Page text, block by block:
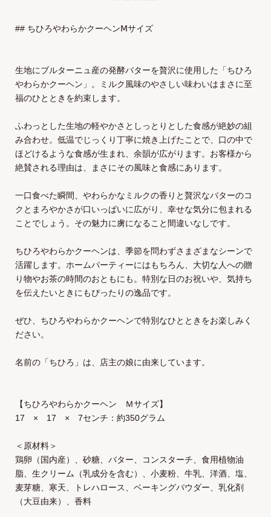
## ちひろやわらかクーヘンⅯサイズ
生地にブルターニュ産の発酵バターを贅沢に使用した「ちひろ
やわらかクーヘン」。ミルク風味のやさしい味わいはまさに至
福のひとときを約束します。
ふわっとした生地の軽やかさとしっとりとした食感が絶妙の組
み合わせ。低温でじっくり丁寧に焼き上げたことで、口の中で
ほどけるような食感が生まれ、余韻が広がります。お客様から
絶賛される理由は、まさにその風味と食感にあります。
一口食べた瞬間、やわらかなミルクの香りと贅沢なバターのコ
クとまろやかさが口いっぱいに広がり、幸せな気分に包まれる
ことでしょう。その魅力に虜になること間違いなしです。
ちひろやわらかクーヘンは、季節を問わずさまざまなシーンで
活躍します。ホームパーティーにはもちろん、大切な人への贈
り物やお茶の時間のおともにも。特別な日のお祝いや、気持ち
を伝えたいときにもぴったりの逸品です。
ぜひ、ちひろやわらかクーヘンで特別なひとときをお楽しみく
ださい。
名前の「ちひろ」は、店主の娘に由来しています。
【ちひろやわらかクーヘン Ｍサイズ】
17 × 17 × 7センチ：約350グラム
＜原材料＞
鶏卵（国内産）、砂糖、バター、コンスターチ、食用植物油
脂、生クリーム（乳成分を含む）、小麦粉、牛乳、洋酒、塩、
麦芽糖、寒天、トレハロース、ベーキングパウダー、乳化剤
（大豆由来）、香料